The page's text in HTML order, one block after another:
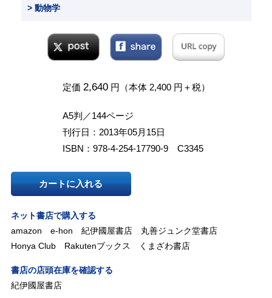
> 動物学
定価 2,640円（本体 2,400 円＋税）
A5判／144ページ
刊行日：2013年05月15日
ISBN：978-4-254-17790-9 C3345
カートに入れる
ネット書店で購入する
amazon
e-hon 紀伊國屋書店
丸善ジュンク堂書店
Honya Club
Rakutenブックス くまざわ書店
書店の店頭在庫を確認する
紀伊國屋書店